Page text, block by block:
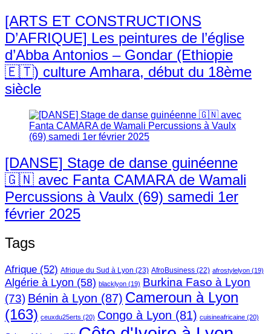
[ARTS ET CONSTRUCTIONS
D’AFRIQUE] Les peintures de l’église
d’Abba Antonios – Gondar (Ethiopie
🇪🇹) culture Amhara, début du 18ème
siècle
[DANSE] Stage de danse guinéenne
🇬🇳 avec Fanta CAMARA de Wamali
Percussions à Vaulx (69) samedi 1er
février 2025
Tags
Afrique (52) Afrique du Sud à Lyon (23) AfroBusiness (22) afrostylelyon (19)
Algérie à Lyon (58) blacklyon (19) Burkina Faso à Lyon
(73) Bénin à Lyon (87) Cameroun à Lyon
(163) ceuxdu25erts (20) Congo à Lyon (81) cuisineafricaine (20)